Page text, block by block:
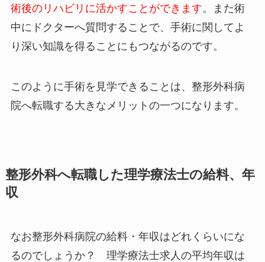
術後のリハビリに活かすことができます。また術
中にドクターへ質問することで、手術に関してよ
り深い知識を得ることにもつながるのです。
このように手術を見学できることは、整形外科病
院へ転職する大きなメリットの一つになります。
整形外科へ転職した理学療法士の給料、年
収
なお整形外科病院の給料・年収はどれくらいにな
るのでしょうか？ 理学療法士求人の平均年収は